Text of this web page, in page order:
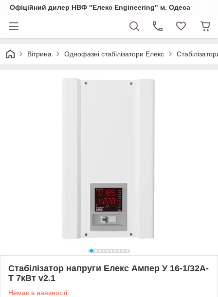
Офіційний дилер НВФ "Елекс Engineering" м. Одеса
Вітрина Однофазні стабілізатори Елекс
Стабілізатор напруги Елекс Ампер У 16-1/32А-
Т 7кВт v2.1
Немає в наявності